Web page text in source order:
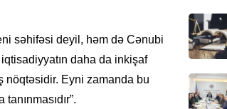
səhifəsi deyil, həm də Cənubi
daha da inkişaf
nöqtəsidir. Eyni zamanda bu
HADISƏ